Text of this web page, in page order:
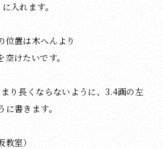
入れます。
位置は木へんより
けたいです。
まり長くならないように、3.4画の左
書きます。
教室）